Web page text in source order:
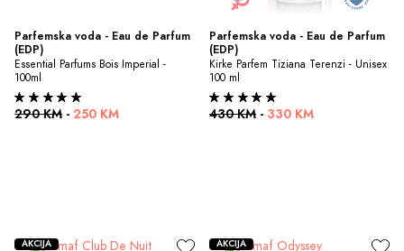
Parfemska voda - Eau de Parfum
(EDP)
Essential Parfums Bois Imperial -
100ml
290 KM - 250 KM
Parfemska voda - Eau de Parfum
(EDP)
Kirke Parfem Tiziana Terenzi - Unisex
100 ml
430 KM - 330 KM
AKCIJA AKCIJA